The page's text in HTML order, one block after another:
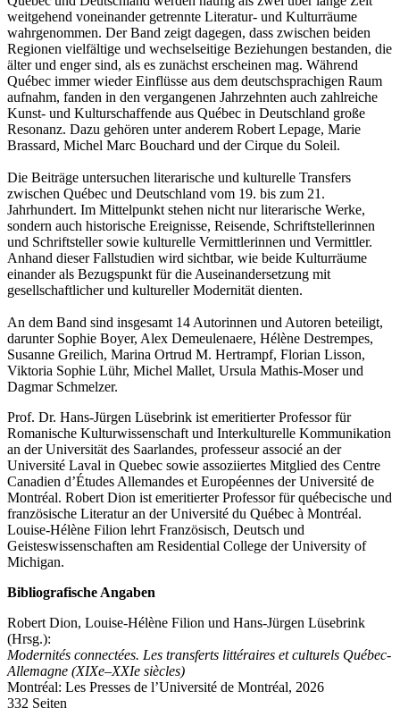
weitgehend voneinander getrennte Literatur- und Kulturräume
wahrgenommen. Der Band zeigt dagegen, dass zwischen beiden
Regionen vielfältige und wechselseitige Beziehungen bestanden, die
älter und enger sind, als es zunächst erscheinen mag. Während
Québec immer wieder Einflüsse aus dem deutschsprachigen Raum
aufnahm, fanden in den vergangenen Jahrzehnten auch zahlreiche
Kunst- und Kulturschaffende aus Québec in Deutschland große
Resonanz. Dazu gehören unter anderem Robert Lepage, Marie
Brassard, Michel Marc Bouchard und der Cirque du Soleil.
Die Beiträge untersuchen literarische und kulturelle Transfers
zwischen Québec und Deutschland vom 19. bis zum 21.
Jahrhundert. Im Mittelpunkt stehen nicht nur literarische Werke,
sondern auch historische Ereignisse, Reisende, Schriftstellerinnen
und Schriftsteller sowie kulturelle Vermittlerinnen und Vermittler.
Anhand dieser Fallstudien wird sichtbar, wie beide Kulturräume
einander als Bezugspunkt für die Auseinandersetzung mit
gesellschaftlicher und kultureller Modernität dienten.
An dem Band sind insgesamt 14 Autorinnen und Autoren beteiligt,
darunter Sophie Boyer, Alex Demeulenaere, Hélène Destrempes,
Susanne Greilich, Marina Ortrud M. Hertrampf, Florian Lisson,
Viktoria Sophie Lühr, Michel Mallet, Ursula Mathis-Moser und
Dagmar Schmelzer.
Prof. Dr. Hans-Jürgen Lüsebrink ist emeritierter Professor für
Romanische Kulturwissenschaft und Interkulturelle Kommunikation
an der Universität des Saarlandes, professeur associé an der
Université Laval in Quebec sowie assoziiertes Mitglied des Centre
Canadien d’Études Allemandes et Européennes der Université de
Montréal. Robert Dion ist emeritierter Professor für québecische und
französische Literatur an der Université du Québec à Montréal.
Louise-Hélène Filion lehrt Französisch, Deutsch und
Geisteswissenschaften am Residential College der University of
Michigan.
Bibliografische Angaben
Robert Dion, Louise-Hélène Filion und Hans-Jürgen Lüsebrink
(Hrsg.):
Modernités connectées. Les transferts littéraires et culturels Québec-
Allemagne (XIXe–XXIe siècles)
Montréal: Les Presses de l’Université de Montréal, 2026
332 Seiten